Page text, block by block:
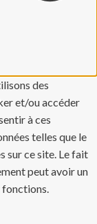
des
et/ou accéder
à ces
telles que le
sur ce site. Le fait
peut avoir un